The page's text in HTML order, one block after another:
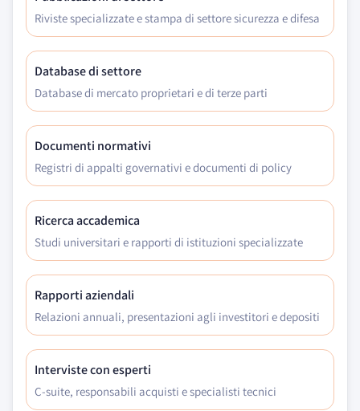
Riviste specializzate e stampa di settore sicurezza e difesa
Database di settore
Database di mercato proprietari e di terze parti
Documenti normativi
Registri di appalti governativi e documenti di policy
Ricerca accademica
Studi universitari e rapporti di istituzioni specializzate
Rapporti aziendali
Relazioni annuali, presentazioni agli investitori e depositi
Interviste con esperti
C-suite, responsabili acquisti e specialisti tecnici